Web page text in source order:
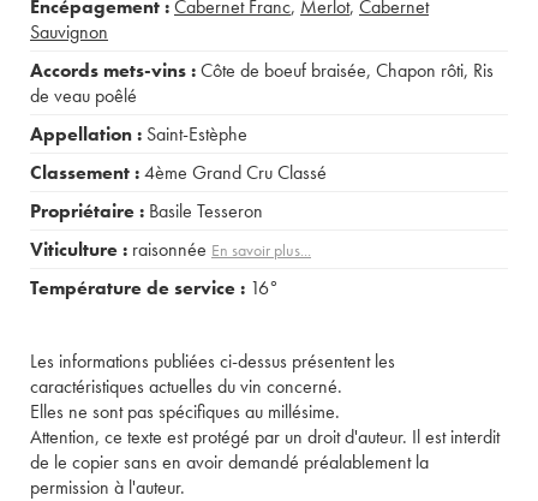
Encépagement :Cabernet Franc, Merlot, Cabernet
Sauvignon
Accords mets-vins :Côte de boeuf braisée, Chapon rôti, Ris
de veau poêlé
Appellation : Saint-Estèphe
Classement :4ème Grand Cru Classé
Propriétaire : Basile Tesseron
Viticulture : raisonnée En savoir plus...
Température de service : 16°
Les informations publiées ci-dessus présentent les
caractéristiques actuelles du vin concerné.
Elles ne sont pas spécifiques au millésime.
Attention, ce texte est protégé par un droit d'auteur. Il est interdit
de le copier sans en avoir demandé préalablement la
permission à l'auteur.